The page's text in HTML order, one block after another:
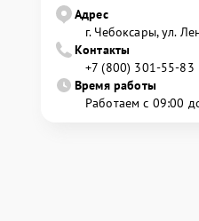
Адрес
г. Чебоксары, ул.
Контакты
+7 (800) 301-55-83
Время работы
Работаем с 09:00